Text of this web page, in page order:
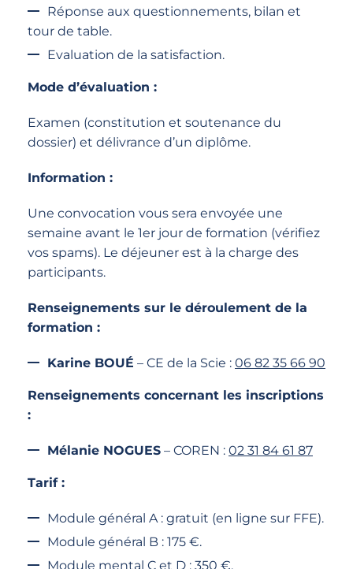
Réponse aux questionnements, bilan et
tour de table.
Evaluation de la satisfaction.
Mode d’évaluation :
Examen (constitution et soutenance du
dossier) et délivrance d’un diplôme.
Information :
Une convocation vous sera envoyée une
semaine avant le 1er jour de formation (vérifiez
vos spams). Le déjeuner est à la charge des
participants.
Renseignements sur le déroulement de la
formation :
Karine BOUÉ – CE de la Scie : 06 82 35 66 90
Renseignements concernant les inscriptions
:
Mélanie NOGUES – COREN : 02 31 84 61 87
Tarif :
Module général A : gratuit (en ligne sur FFE).
Module général B : 175 €.
Module mental C et D : 350 €.